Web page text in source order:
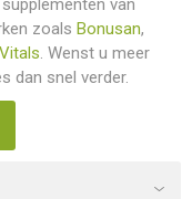
van
zoals Bonusan,
Vitals. Wenst u meer
dan snel verder.